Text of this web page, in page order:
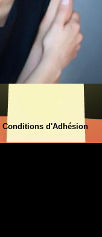
Conditions d'Adhésion